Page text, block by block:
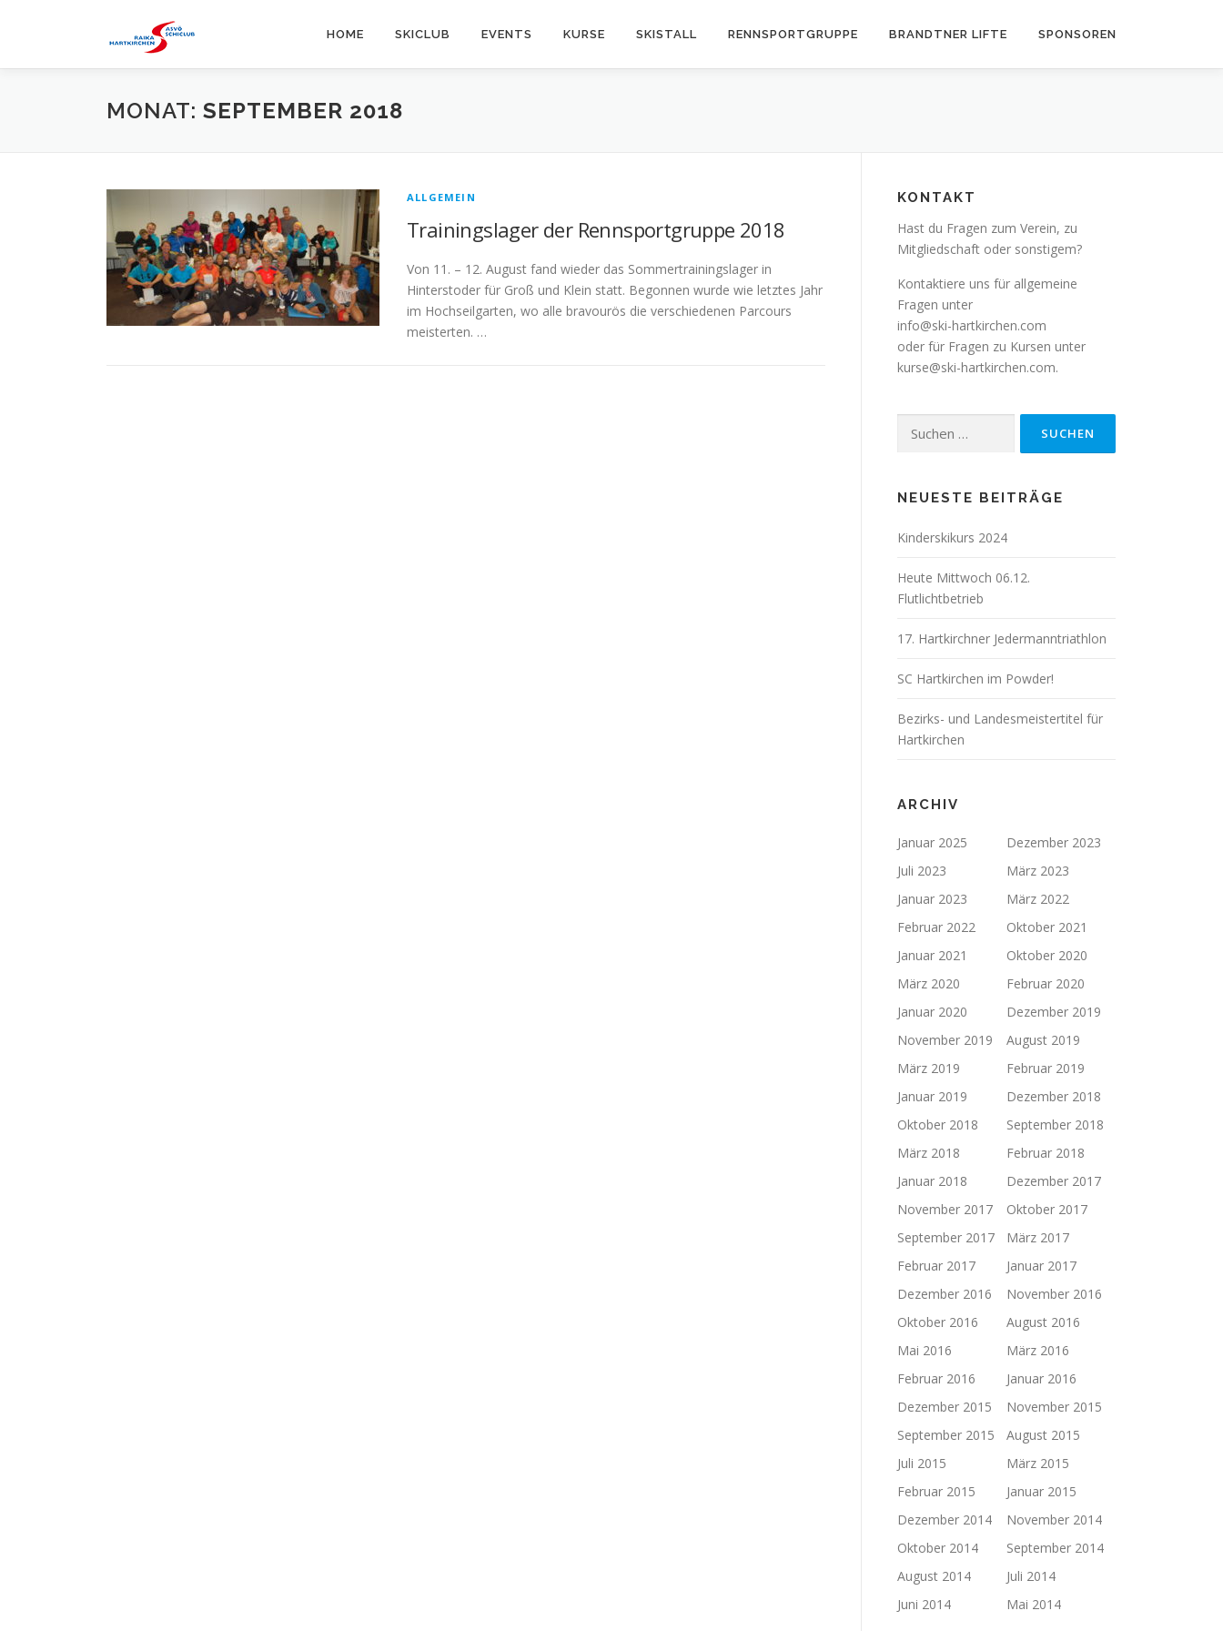
HOME SKICLUB EVENTS KURSE SKISTALL RENNSPORTGRUPPE BRANDTNER LIFTE SPONSOREN
MONAT: SEPTEMBER 2018
ALLGEMEIN
Trainingslager der Rennsportgruppe 2018
Von 11. – 12. August fand wieder das Sommertrainingslager in
Hinterstoder für Groß und Klein statt. Begonnen wurde wie letztes Jahr
im Hochseilgarten, wo alle bravourös die verschiedenen Parcours
meisterten. …
KONTAKT
Hast du Fragen zum Verein, zu
Mitgliedschaft oder sonstigem?
Kontaktiere uns für allgemeine
Fragen unter
info@ski-hartkirchen.com
oder für Fragen zu Kursen unter
kurse@ski-hartkirchen.com.
nach:
NEUESTE BEITRÄGE
Kinderskikurs 2024
Heute Mittwoch 06.12.
Flutlichtbetrieb
17. Hartkirchner Jedermanntriathlon
SC Hartkirchen im Powder!
Bezirks- und Landesmeistertitel für
Hartkirchen
ARCHIV
Januar 2025
Dezember 2023
Juli 2023
März 2023
Januar 2023
März 2022
Februar 2022
Oktober 2021
Januar 2021
Oktober 2020
März 2020
Februar 2020
Januar 2020
Dezember 2019
November 2019
August 2019
März 2019
Februar 2019
Januar 2019
Dezember 2018
Oktober 2018
September 2018
März 2018
Februar 2018
Januar 2018
Dezember 2017
November 2017
Oktober 2017
September 2017
März 2017
Februar 2017
Januar 2017
Dezember 2016
November 2016
Oktober 2016
August 2016
Mai 2016
März 2016
Februar 2016
Januar 2016
Dezember 2015
November 2015
September 2015
August 2015
Juli 2015
März 2015
Februar 2015
Januar 2015
Dezember 2014
November 2014
Oktober 2014
September 2014
August 2014
Juli 2014
Juni 2014
Mai 2014